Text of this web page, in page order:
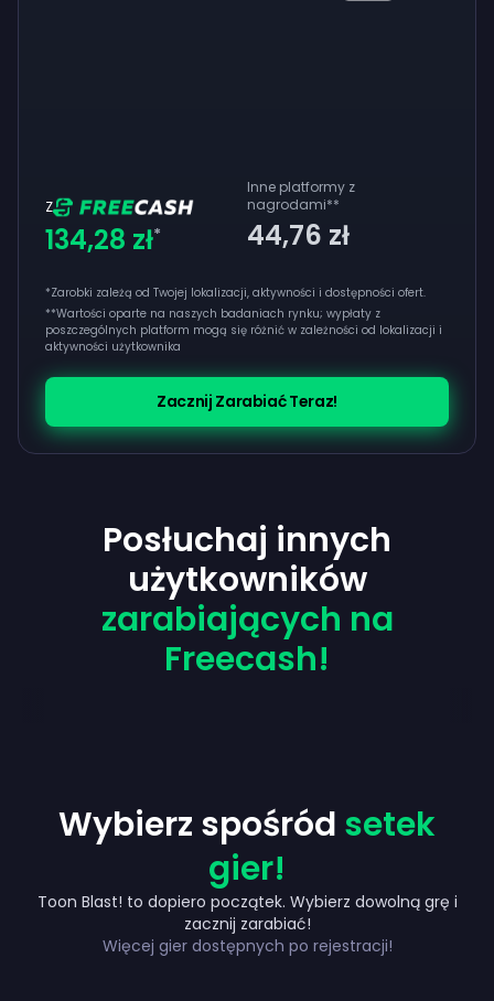
Z
134,28 zł*
Inne platformy z
nagrodami**
44,76 zł
*Zarobki zależą od Twojej lokalizacji, aktywności i dostępności ofert.
**Wartości oparte na naszych badaniach rynku; wypłaty z
poszczególnych platform mogą się różnić w zależności od lokalizacji i
aktywności użytkownika
Zacznij Zarabiać Teraz!
Posłuchaj innych
użytkowników
zarabiających na
Freecash!
Wybierz spośród setek
gier!
Toon Blast! to dopiero początek. Wybierz dowolną grę i
zacznij zarabiać!
Więcej gier dostępnych po rejestracji!